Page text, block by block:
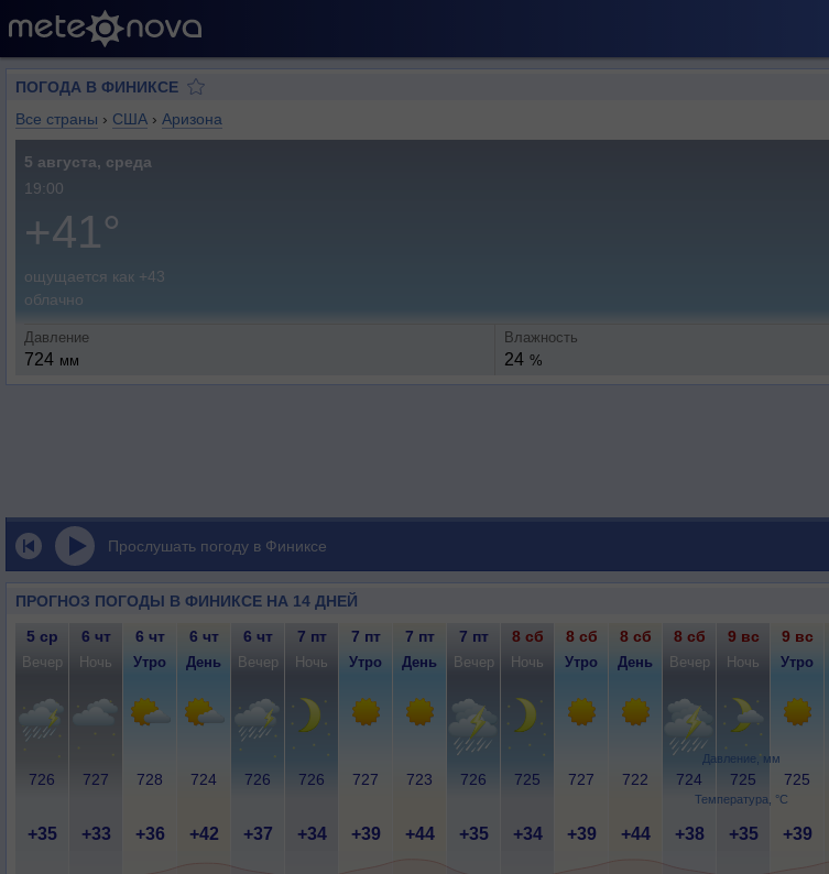
ПОГОДА В ФИНИКСЕ
Все страны › США › Аризона
5 августа, среда
19:00
+41°
ощущается как +43
облачно
Давление
724 мм
Влажность
24 %
Прослушать погоду в Финиксе
ПРОГНОЗ ПОГОДЫ В ФИНИКСЕ НА 14 ДНЕЙ
Давление, мм
Температура, °C
5 ср 6 чт 6 чт 6 чт 6 чт 7 пт 7 пт 7 пт 7 пт 8 сб 8 сб 8 сб 8 сб 9 вс 9 вс
Вечер Ночь Утро День Вечер Ночь Утро День Вечер Ночь Утро День Вечер Ночь Утро
726 727 728 724 726 726 727 723 726 725 727 722 724 725 725
+35 +33 +36 +42 +37 +34 +39 +44 +35 +34 +39 +44 +38 +35 +39